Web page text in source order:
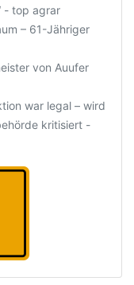
- top agrar
– 61-Jähriger
von Auufer
war legal – wird
kritisiert -